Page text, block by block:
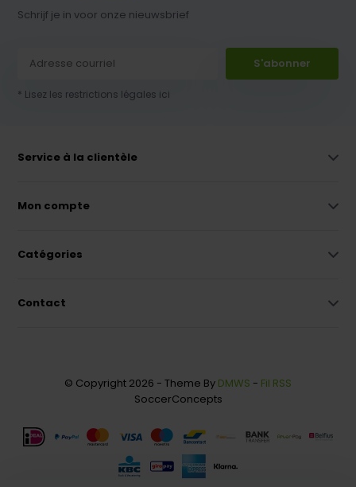
Schrijf je in voor onze nieuwsbrief
S'abonner
* Lisez les restrictions légales ici
Service à la clientèle
Mon compte
Catégories
Contact
© Copyright 2026 - Theme By DMWS - Fil RSS
SoccerConcepts